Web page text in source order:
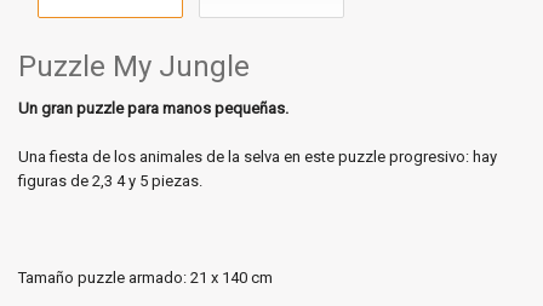
Puzzle My Jungle
Un gran puzzle para manos pequeñas.
Una fiesta de los animales de la selva en este puzzle progresivo: hay
figuras de 2,3 4 y 5 piezas.
Tamaño puzzle armado: 21 x 140 cm